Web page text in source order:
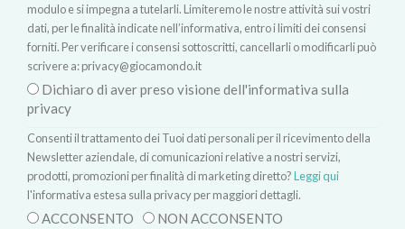
modulo e si impegna a tutelarli. Limiteremo le nostre attività sui vostri
dati, per le finalità indicate nell’informativa, entro i limiti dei consensi
forniti. Per verificare i consensi sottoscritti, cancellarli o modificarli può
scrivere a:privacy@giocamondo.it
Dichiaro di aver preso visione dell'informativa sulla
privacy
Consenti il trattamento dei Tuoi dati personali per il ricevimento della
Newsletter aziendale, di comunicazioni relative a nostri servizi,
prodotti, promozioni per finalità di marketing diretto?Leggi qui
l'informativa estesa sulla privacy per maggiori dettagli.
ACCONSENTO NON ACCONSENTO